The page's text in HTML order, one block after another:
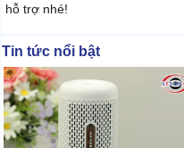
hỗ trợ nhé!
Tin tức nổi bật